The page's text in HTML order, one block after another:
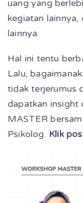
uang yang
kegiatan lainnya,
lainnya.
Hal ini tentu
Lalu,
tidak terjerumus
dapatkan insight
MASTER
Psikolog. Klik